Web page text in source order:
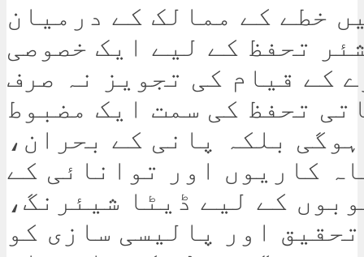
خطے کے ممالک کے درمیان
تحفظ کے لیے ایک خصوصی
کے قیام کی تجویز نہ صرف
تحفظ کی سمت ایک مضبوط
بلکہ پانی کے بحران،
کاریوں اور توانائی کے
کے لیے ڈیٹا شیئرنگ،
اور پالیسی سازی کو